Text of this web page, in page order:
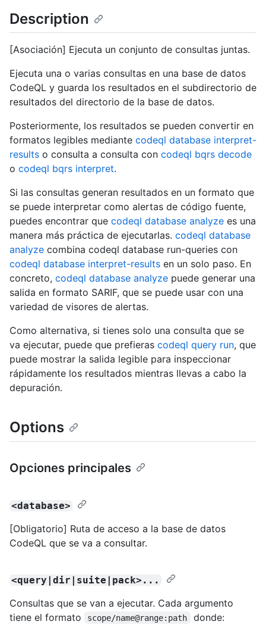
Description
[Asociación] Ejecuta un conjunto de consultas juntas.
Ejecuta una o varias consultas en una base de datos
CodeQL y guarda los resultados en el subdirectorio de
resultados del directorio de la base de datos.
Posteriormente, los resultados se pueden convertir en
formatos legibles mediante codeql database interpret-
results o consulta a consulta con codeql bqrs decode
o codeql bqrs interpret.
Si las consultas generan resultados en un formato que
se puede interpretar como alertas de código fuente,
puedes encontrar que codeql database analyze es una
manera más práctica de ejecutarlas. codeql database
analyze combina codeql database run-queries con
codeql database interpret-results en un solo paso. En
concreto, codeql database analyze puede generar una
salida en formato SARIF, que se puede usar con una
variedad de visores de alertas.
Como alternativa, si tienes solo una consulta que se
va ejecutar, puede que prefieras codeql query run, que
puede mostrar la salida legible para inspeccionar
rápidamente los resultados mientras llevas a cabo la
depuración.
Options
Opciones principales
<database>
[Obligatorio] Ruta de acceso a la base de datos
CodeQL que se va a consultar.
<query|dir|suite|pack>...
Consultas que se van a ejecutar. Cada argumento
tiene el formato
scope/name@range:path donde: